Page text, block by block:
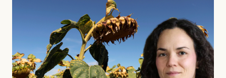
Jonas Lundström
Publicerad24 July, 2026
Jesper Lundby: ”Livet i sig
är ganska politiskt”
Jesper Lundby